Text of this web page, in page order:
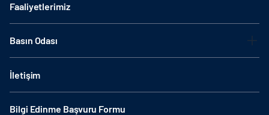
Faaliyetlerimiz
Basın Odası
İletişim
Bilgi Edinme Başvuru Formu